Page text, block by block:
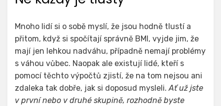
Mnoho lidí si o sobě myslí, že jsou hodně tlustí a
přitom, když si spočítají správně BMI, vyjde jim, že
mají jen lehkou nadváhu, případně nemají problémy
s váhou vůbec. Naopak ale existují lidé, kteří s
pomocí těchto výpočtů zjistí, že na tom nejsou ani
zdaleka tak dobře, jak si doposud mysleli.Ať už jste
v první nebo v druhé skupině, rozhodně byste